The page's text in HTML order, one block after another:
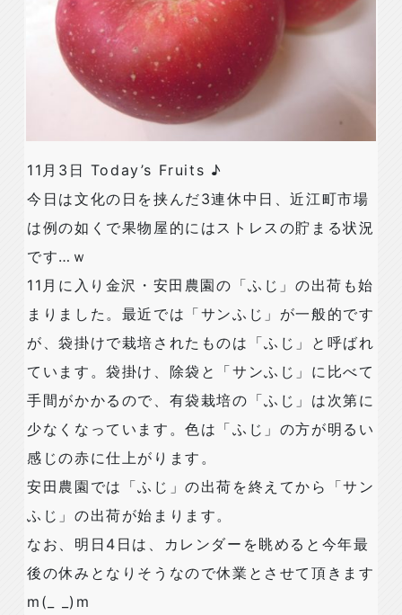
11月3日 Today’s Fruits ♪
今日は文化の日を挟んだ3連休中日、近江町市場
は例の如くで果物屋的にはストレスの貯まる状況
です…ｗ
11月に入り金沢・安田農園の「ふじ」の出荷も始
まりました。最近では「サンふじ」が一般的です
が、袋掛けで栽培されたものは「ふじ」と呼ばれ
ています。袋掛け、除袋と「サンふじ」に比べて
手間がかかるので、有袋栽培の「ふじ」は次第に
少なくなっています。色は「ふじ」の方が明るい
感じの赤に仕上がります。
安田農園では「ふじ」の出荷を終えてから「サン
ふじ」の出荷が始まります。
なお、明日4日は、カレンダーを眺めると今年最
後の休みとなりそうなので休業とさせて頂きます
m(_ _)m